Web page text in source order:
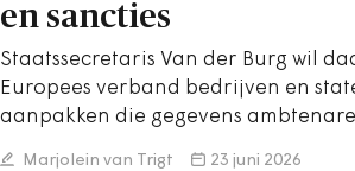
en sancties
Staatssecretaris Van der Burg wil
Europees verband bedrijven en
aanpakken die gegevens
Marjolein van Trigt 23 juni 2026